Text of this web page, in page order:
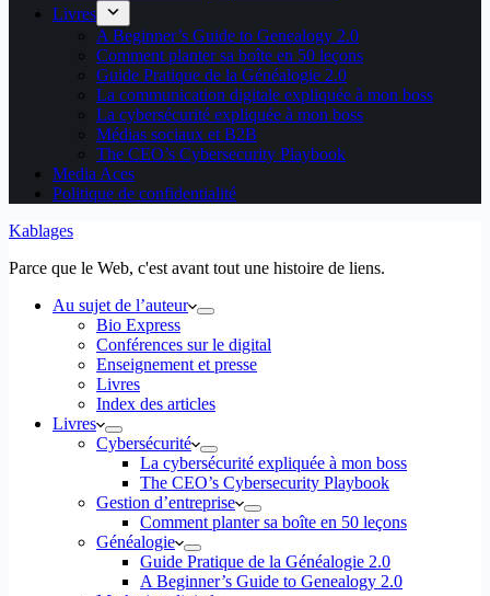
Livres
A Beginner’s Guide to Genealogy 2.0
Comment planter sa boîte en 50 leçons
Guide Pratique de la Généalogie 2.0
La communication digitale expliquée à mon boss
La cybersécurité expliquée à mon boss
Médias sociaux et B2B
The CEO’s Cybersecurity Playbook
Media Aces
Politique de confidentialité
Kablages
Parce que le Web, c'est avant tout une histoire de liens.
Au sujet de l’auteur
Bio Express
Conférences sur le digital
Enseignement et presse
Livres
Index des articles
Livres
Cybersécurité
La cybersécurité expliquée à mon boss
The CEO’s Cybersecurity Playbook
Gestion d’entreprise
Comment planter sa boîte en 50 leçons
Généalogie
Guide Pratique de la Généalogie 2.0
A Beginner’s Guide to Genealogy 2.0